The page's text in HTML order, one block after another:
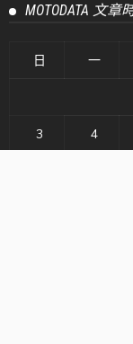
關於 MOTODATA